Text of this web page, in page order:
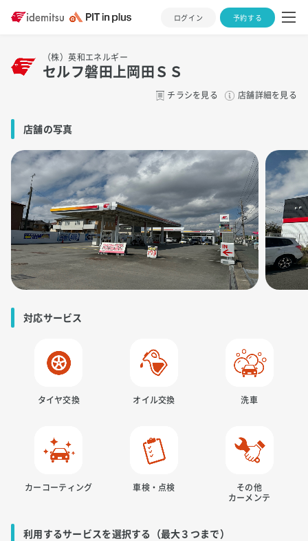
ログイン 予約する
（株）英和エネルギー
セルフ磐田上岡田ＳＳ
チラシを見る 店舗詳細を見る
店舗の写真
対応サービス
タイヤ交換 オイル交換 洗車
カーコーティング 車検・点検
その他
カーメンテ
利用するサービスを選択する（最大３つまで）